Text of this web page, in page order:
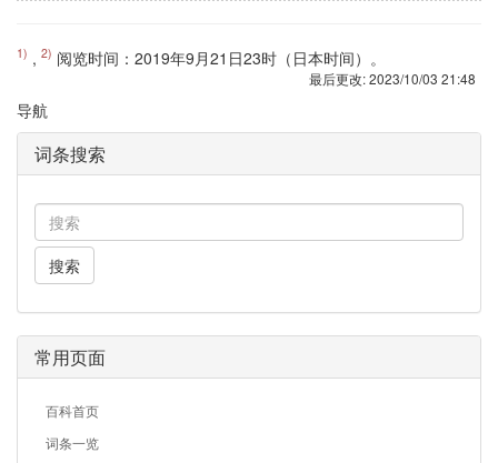
1) , 2) 阅览时间：2019年9月21日23时（日本时间）。
最后更改:2023/10/03 21:48
导航
词条搜索
搜索
常用页面
百科首页
词条一览